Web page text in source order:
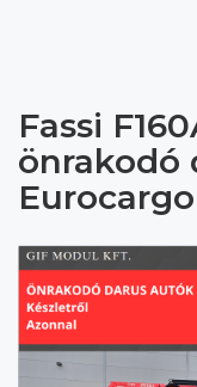
Fassi
önrakodó
Eurocargo